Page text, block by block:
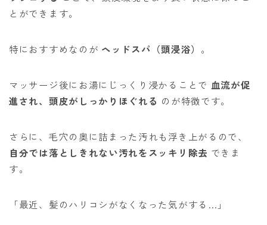
とができます。
特におすすめなのが ヘッドスパ（頭浸浴） 。
マッサージ後にお湯にじっくり浸かることで 血流が促
進され、頭皮がしっかりほぐれる のが特徴です。
さらに、毛穴の奥に詰まった汚れも浮き上がるので、
自分では落としきれない汚れをスッキリ除去 できま
す。
「最近、髪のハリコシがなくなった気がする…」